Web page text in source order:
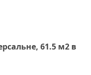
61.5 м2 в